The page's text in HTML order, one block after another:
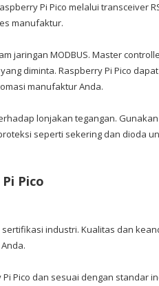
Pi Pico melalui transceiver
manufaktur.
jaringan MODBUS. Master
diminta. Raspberry Pi Pico dapat
manufaktur Anda.
lonjakan tegangan.
seperti sekering dan dioda
Pico
industri. Kualitas dan
Pico dan sesuai dengan standar